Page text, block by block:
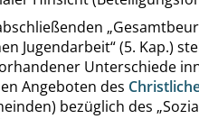
„
Jugendarbeit“(5. Kap.)
Unterschiede
Angeboten des
bezüglich des „